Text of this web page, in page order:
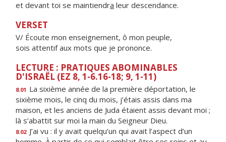
et devant toi se maintiendra leur descendance.
VERSET
V/ Écoute mon enseignement, ô mon peuple,
sois attentif aux mots que je prononce.
LECTURE : PRATIQUES ABOMINABLES
D'ISRAËL (EZ 8, 1-6.16-18; 9, 1-11)
8.01 La sixième année de la première déportation, le
sixième mois, le cinq du mois, j’étais assis dans ma
maison, et les anciens de Juda étaient assis devant moi ;
là s’abattit sur moi la main du Seigneur Dieu.
8.02 J’ai vu : il y avait quelqu’un qui avait l’aspect d’un